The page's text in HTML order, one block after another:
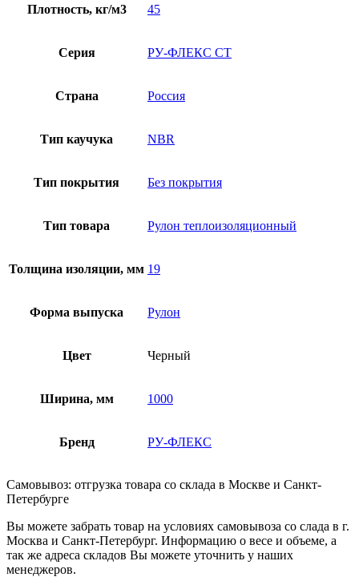
Плотность, кг/м3 45
Серия РУ-ФЛЕКС СТ
Страна Россия
Тип каучука NBR
Тип покрытия Без покрытия
Тип товара Рулон теплоизоляционный
Толщина изоляции, мм 19
Форма выпуска Рулон
Цвет Черный
Ширина, мм 1000
Бренд РУ-ФЛЕКС
Самовывоз: отгрузка товара со склада в Москве и Санкт-
Петербурге
Вы можете забрать товар на условиях самовывоза со слада в г.
Москва и Санкт-Петербург. Информацию о весе и объеме, а
так же адреса складов Вы можете уточнить у наших
менеджеров.